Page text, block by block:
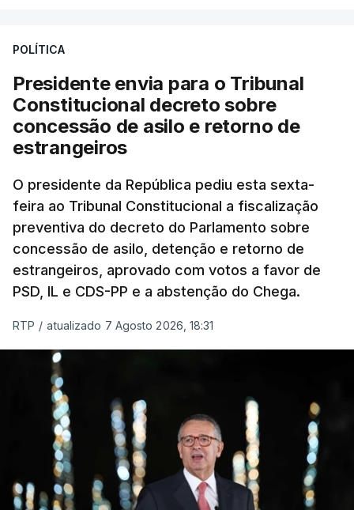
sistema mais simples, mais justo e transparente".
"Sempre que seja possível reduzir burocracias,
eliminar sobreposições e garantir que os apoios
chegam a quem mais necessita, estaremos a dar
um passo na direção certa", argumenta o
Presidente da República.
Assegurar que "ninguém é
prejudicado"
O Preisdente deixa, no entanto, deixa alguns
avisos:uma reforma desta dimensão "deve ter
como primeiro critério a proteção das pessoas"
e "nenhum processo de simplificação pode
traduzir-se numa diminuição da proteção
social".
António José Seguro vinca que se deverá
POLÍTICA
Presidente envia para o Tribunal
Constitucional decreto sobre
concessão de asilo e retorno de
estrangeiros
O presidente da República pediu esta sexta-
feira ao Tribunal Constitucional a fiscalização
preventiva do decreto do Parlamento sobre
concessão de asilo, detenção e retorno de
estrangeiros, aprovado com votos a favor de
PSD, IL e CDS-PP e a abstenção do Chega.
RTP / atualizado 7 Agosto 2026, 18:31